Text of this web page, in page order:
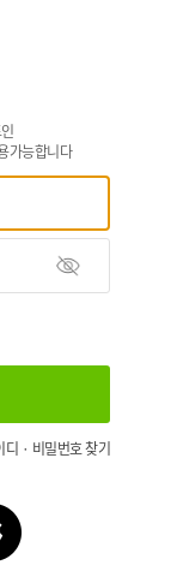
가능합니다
디 · 비밀번호 찾기